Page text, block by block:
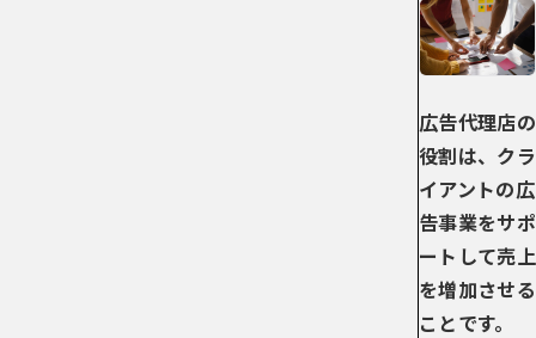
広告代理店の
役割は、クラ
イアントの広
告事業をサポ
ートして売上
を増加させる
ことです。